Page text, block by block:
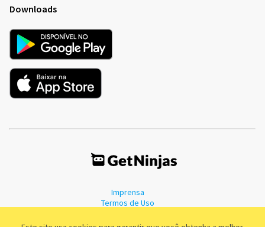
Downloads
Imprensa
Termos de Uso